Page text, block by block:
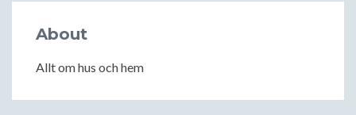
About
Allt om hus och hem